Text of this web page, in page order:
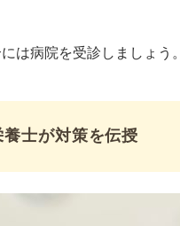
は病院を受診しましょう。
士が対策を伝授